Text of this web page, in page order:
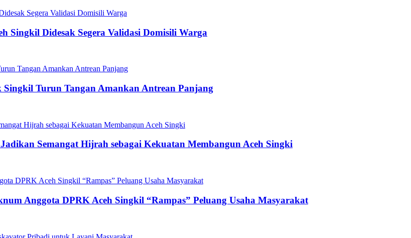
Singkil Didesak Segera Validasi Domisili Warga
Singkil Turun Tangan Amankan Antrean Panjang
Semangat Hijrah sebagai Kekuatan Membangun Aceh Singki
Anggota DPRK Aceh Singkil “Rampas” Peluang Usaha Masyarakat